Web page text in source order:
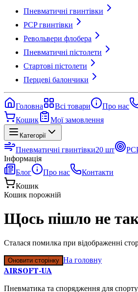
Пневматичні гвинтівки
PCP гвинтівки
Револьвери флобера
Пневматичні пістолети
Стартові пістолети
Перцеві балончики
Головна Всі товари Про нас
Кошик
Мої замовлення
Категорії
Пневматичні гвинтівки20 шт
Інформація
Блог
Про нас
Контакти
Кошик
Кошик порожній
Щось пішло не
Сталася помилка при відображенні
Оновити сторінку На головну
AIRSOFT-UA
Пневматика та спорядження для спорту